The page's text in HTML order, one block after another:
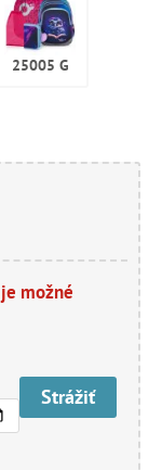
25005 G
možné
Strážiť